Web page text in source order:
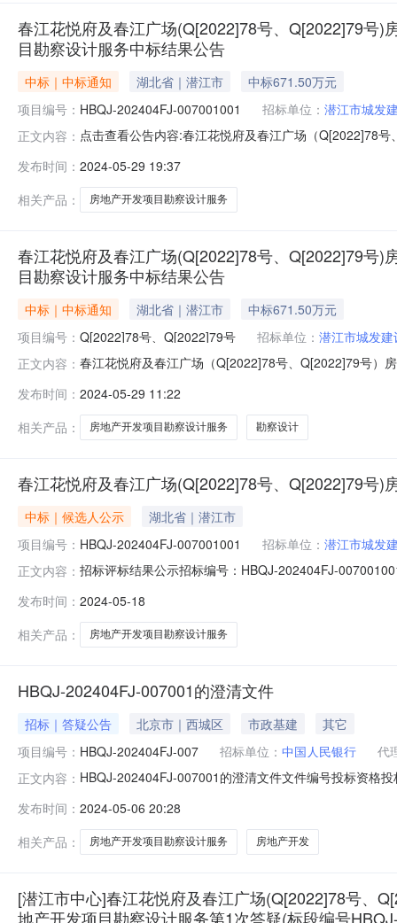
春江花悦府及春江广场(Q[2022]78号、Q[2022]79号
目勘察设计服务中标结果公告
中标｜中标通知 湖北省｜潜江市
中标671.50万元
项目编号： HBQJ-202404FJ-007001001 招标单位： 潜江市城发
正文内容： 点击查看公告内容:春江花悦府及春江广场（Q[2022]78
号：HBQJ-202404FJ-007001001春江花悦府及春江广
发布时间： 2024-05-29 19:37
相关产品：
房地产开发项目勘察设计服务
春江花悦府及春江广场(Q[2022]78号、Q[2022]79号
目勘察设计服务中标结果公告
中标｜中标通知 湖北省｜潜江市
中标671.50万元
项目编号： Q[2022]78号、Q[2022]79号 招标单位： 潜江市城发
正文内容： 春江花悦府及春江广场（Q[2022]78号、Q[2022]79号）
发项目勘察设计服务（标段名称）于2024年05月21日在
发布时间： 2024-05-29 11:22
相关产品：
房地产开发项目勘察设计服务 勘察设计
春江花悦府及春江广场(Q[2022]78号、Q[2022]79号)
中标｜候选人公示
湖北省｜潜江市
项目编号： HBQJ-202404FJ-007001001 招标单位： 潜江市城发
正文内容： 招标评标结果公示招标编号：HBQJ-202404FJ-
2024年05月17日完成评标工作。根据评标委员会提交的
发布时间： 2024-05-18
相关产品：
房地产开发项目勘察设计服务
HBQJ-202404FJ-007001的澄清文件
招标｜答疑公告 北京市｜西城区 市政基建
其它
项目编号： HBQJ-202404FJ-007 招标单位： 中国人民银行
代
正文内容： HBQJ-202404FJ-007001的澄清文件文件编号投标资格
府及春江广场（Q[2022]78号、Q[2022]79号）房地产开
发布时间： 2024-05-06 20:28
相关产品：
房地产开发项目勘察设计服务 房地产开发
[潜江市中心]春江花悦府及春江广场(Q[2022]78号、
地产开发项目勘察设计服务第1次答疑(标段编号